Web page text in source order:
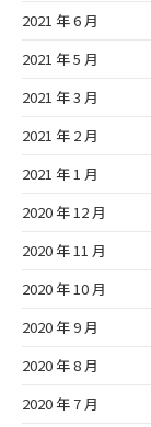
2021 年 6 月
2021 年 5 月
2021 年 3 月
2021 年 2 月
2021 年 1 月
2020 年 12 月
2020 年 11 月
2020 年 10 月
2020 年 9 月
2020 年 8 月
2020 年 7 月